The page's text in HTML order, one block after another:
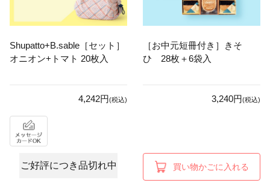
Shupatto+B.sable［セット］
オニオン+トマト 20枚入
4,242円(税込)
ご好評につき品切れ中
［お中元短冊付き］きそ
ひ 28枚＋6袋入
3,240円(税込)
買い物かごに入れる